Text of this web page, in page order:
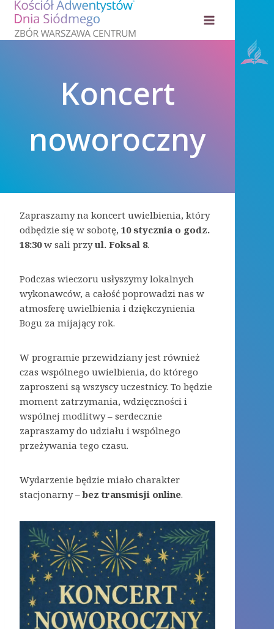
Przejdź
treści
Koncert
noworoczny
Zapraszamy na koncert uwielbienia, który
odbędzie się w sobotę, 10 stycznia o godz.
18:30w sali przyul. Foksal 8.
Podczas wieczoru usłyszymy lokalnych
wykonawców, a całość poprowadzi nas w
atmosferę uwielbienia i dziękczynienia
Bogu za mijający rok.
W programie przewidziany jest również
czas wspólnego uwielbienia, do którego
zaproszeni są wszyscy uczestnicy. To będzie
moment zatrzymania, wdzięczności i
wspólnej modlitwy – serdecznie
zapraszamy do udziału i wspólnego
przeżywania tego czasu.
Wydarzenie będzie miało charakter
stacjonarny –bez transmisji online.